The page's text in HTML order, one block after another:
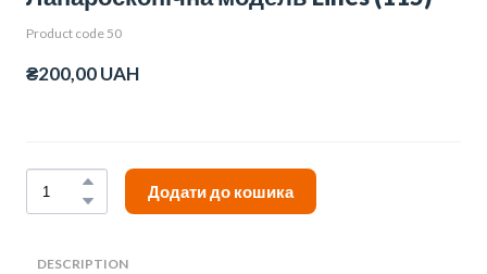
Product code 50
₴200,00 UAH
Додати до кошика
DESCRIPTION